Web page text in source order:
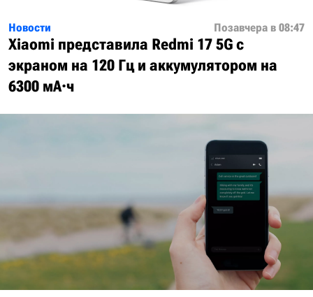
Новости Позавчера в 08:47
Xiaomi представила Redmi 17 5G с
экраном на 120 Гц и аккумулятором на
6300 мА·ч